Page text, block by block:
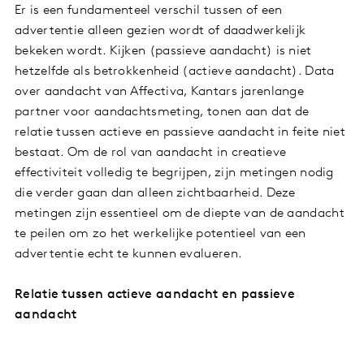
Er is een fundamenteel verschil tussen of een
advertentie alleen gezien wordt of daadwerkelijk
bekeken wordt. Kijken (passieve aandacht) is niet
hetzelfde als betrokkenheid (actieve aandacht). Data
over aandacht van Affectiva, Kantars jarenlange
partner voor aandachtsmeting, tonen aan dat de
relatie tussen actieve en passieve aandacht in feite niet
bestaat. Om de rol van aandacht in creatieve
effectiviteit volledig te begrijpen, zijn metingen nodig
die verder gaan dan alleen zichtbaarheid. Deze
metingen zijn essentieel om de diepte van de aandacht
te peilen om zo het werkelijke potentieel van een
advertentie echt te kunnen evalueren.
Relatie tussen actieve aandacht en passieve
aandacht